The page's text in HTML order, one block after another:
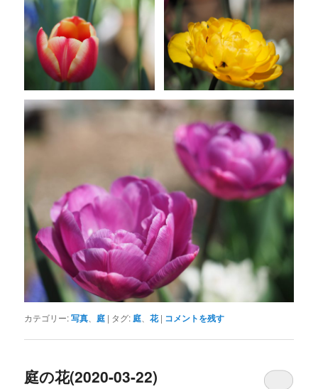
カテゴリー:写真 庭 | タグ: 庭 、花 | コメントを残す
庭の花(2020-03-22)